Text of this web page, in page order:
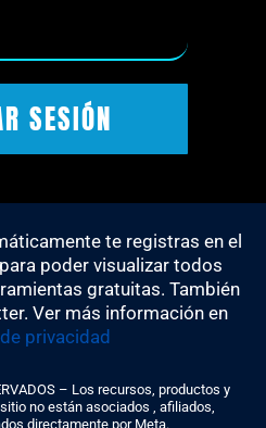
SESIÓN
te registras en el
poder visualizar todos
gratuitas. También
Ver más información en
privacidad
– Los recursos, productos y
no están asociados , afiliados,
directamente por Meta.